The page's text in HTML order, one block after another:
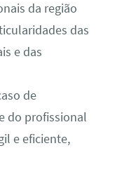
da região
das
e das
de
do profissional
e eficiente,